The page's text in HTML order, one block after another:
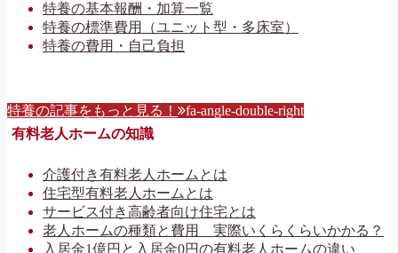
特養の基本報酬・加算一覧
特養の標準費用（ユニット型・多床室）
特養の費用・自己負担
特養の記事をもっと見る！ fa-angle-double-right
有料老人ホームの知識
介護付き有料老人ホームとは
住宅型有料老人ホームとは
サービス付き高齢者向け住宅とは
老人ホームの種類と費用 実際いくらくらいかかる？
入居金1億円と入居金0円の有料老人ホームの違い